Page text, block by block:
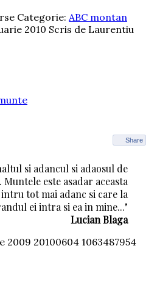
Categorie: ABC montan
2010 Scris de Laurentiu
Share
si adancul si adaosul de
este asadar aceasta
tot mai adanc si care la
ei intra si ea in mine..."
Lucian Blaga